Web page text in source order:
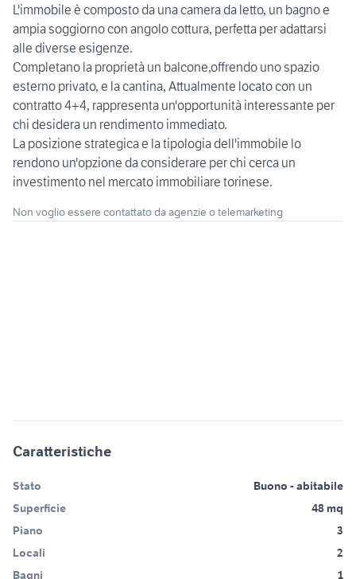
L'immobile è composto da una camera da letto, un bagno e
ampia soggiorno con angolo cottura, perfetta per adattarsi
alle diverse esigenze.
Completano la proprietà un balcone,offrendo uno spazio
esterno privato, e la cantina, Attualmente locato con un
contratto 4+4, rappresenta un'opportunità interessante per
chi desidera un rendimento immediato.
La posizione strategica e la tipologia dell'immobile lo
rendono un'opzione da considerare per chi cerca un
investimento nel mercato immobiliare torinese.
Non voglio essere contattato da agenzie o telemarketing
Caratteristiche
Stato
Buono - abitabile
Superficie
48 mq
Piano
3
Locali
2
Bagni
1